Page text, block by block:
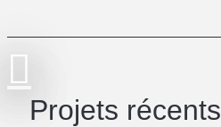
Projets récents